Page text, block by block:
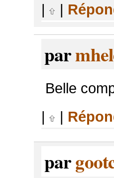
|
|
par
Belle
|
|
par